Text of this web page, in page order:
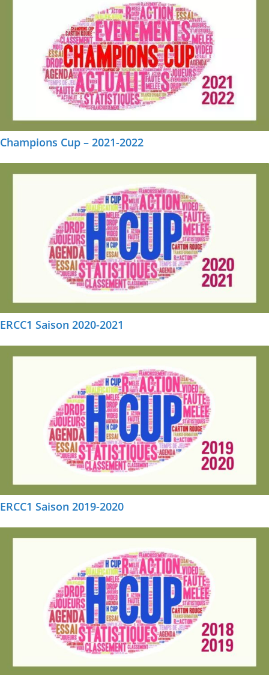
Champions Cup – 2021-2022
ERCC1 Saison 2020-2021
ERCC1 Saison 2019-2020